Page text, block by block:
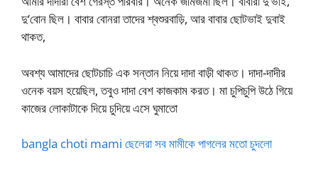
দু‘বোন ছিল। বাবার বোনরা তাদের শ্বশুরবাড়ি, আর বাবার ছোটভাই দুবাই
থাকত,
অবশ্য আমাদের ছোটচাচি এক সন্তান নিয়ে দাদা বাড়ী থাকত। দাদা-দাদীর
ওনেক বয়স হয়েছিল, তবুও দাদা বেশ কাজকাম করত। মা চুপিচুপি উঠে গিয়ে
কাজের লোকাটাকে দিয়ে চুদিয়ে এসে ঘুমাতো
bangla choti mami ছেলেরা সব মামীকে পাগলের মতো চুদলো